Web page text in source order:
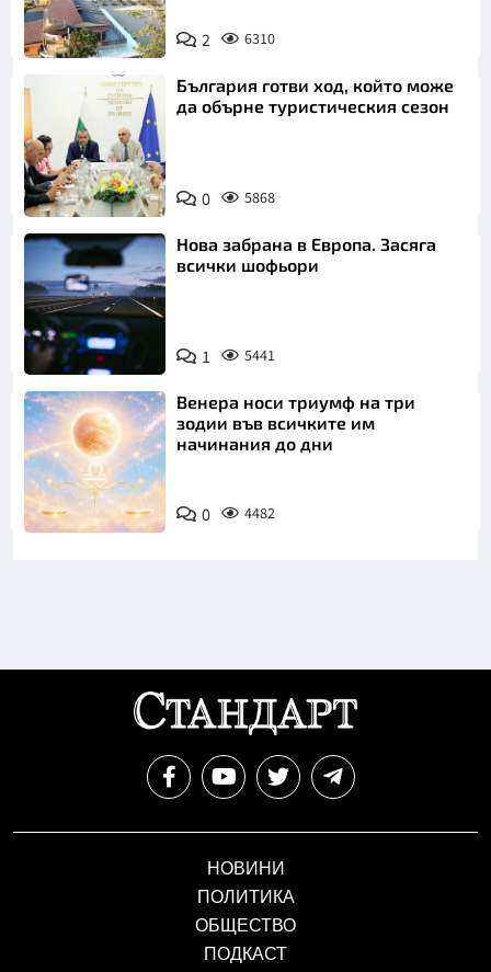
2 6310
България готви ход, който може
да обърне туристическия сезон
0 5868
Нова забрана в Европа. Засяга
всички шофьори
1 5441
Венера носи триумф на три
зодии във всичките им
начинания до дни
0 4482
НОВИНИ
ПОЛИТИКА
ОБЩЕСТВО
ПОДКАСТ